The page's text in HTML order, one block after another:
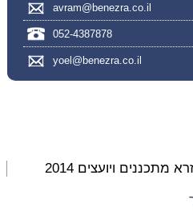
avram@benezra.co.il
052-4387878
yoel@benezra.co.il
ויועצים 2014